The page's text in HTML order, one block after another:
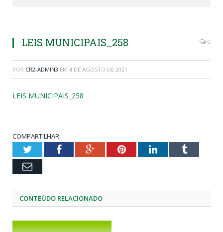
LEIS MUNICIPAIS_258 0
POR CR2-ADMIN3 EM 4 DE AGOSTO DE 2021
LEIS MUNICIPAIS_258
COMPARTILHAR:
TwitterFacebookGoogle+PinterestLinkedInTumblr
Email
CONTEÚDO RELACIONADO